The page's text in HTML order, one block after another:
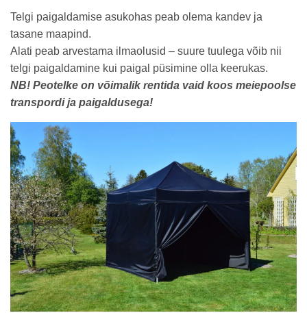
Telgi paigaldamise asukohas peab olema kandev ja
tasane maapind.
Alati peab arvestama ilmaolusid – suure tuulega võib nii
telgi paigaldamine kui paigal püsimine olla keerukas.
NB! Peotelke on võimalik rentida vaid koos meiepoolse
transpordi ja paigaldusega!